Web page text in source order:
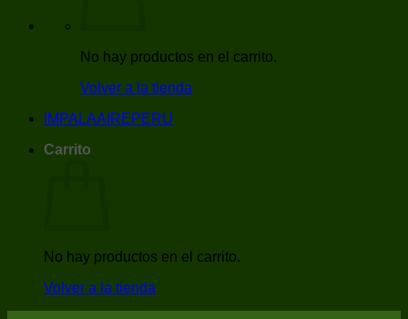
No hay productos en el carrito.
Volver a la tienda
IMPALAAIREPERU
Carrito
No hay productos en el carrito.
Volver a la tienda